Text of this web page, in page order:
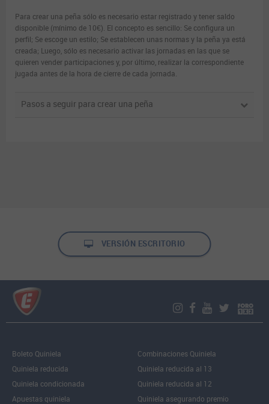
Para crear una peña sólo es necesario estar registrado y tener saldo
disponible (mínimo de 10€). El concepto es sencillo: Se configura un
perfil; Se escoge un estilo; Se establecen unas normas y la peña ya está
creada; Luego, sólo es necesario activar las jornadas en las que se
quieren vender participaciones y, por último, realizar la correspondiente
jugada antes de la hora de cierre de cada jornada.
Pasos a seguir para crear una peña
VERSIÓN ESCRITORIO
Boleto Quiniela
Quiniela reducida
Quiniela condicionada
Apuestas quiniela
Combinaciones Quiniela
Quiniela reducida al 13
Quiniela reducida al 12
Quiniela asegurando premio